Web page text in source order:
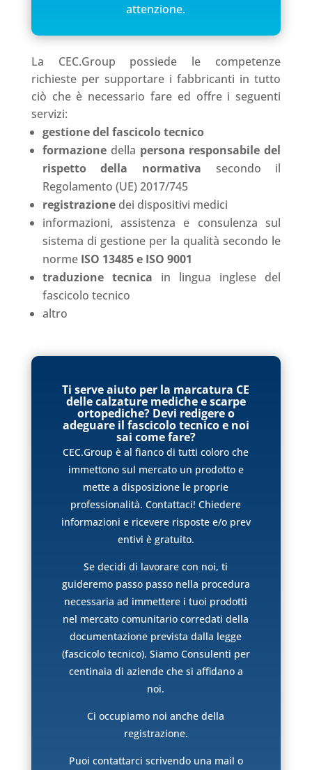
attenzione.
La CEC.Group possiede le competenze
richieste per supportare i fabbricanti in tutto
ciò che è necessario fare ed offre i seguenti
servizi:
gestione del fascicolo tecnico
formazionedella persona responsabile del
rispetto della normativa secondo il
Regolamento (UE) 2017/745
registrazionedei dispositivi medici
informazioni, assistenza e consulenza sul
sistema di gestione per la qualità secondo le
norme ISO 13485 e ISO 9001
traduzione tecnica in lingua inglese del
fascicolo tecnico
altro
Ti serve aiuto per la marcatura CE
delle calzature mediche e scarpe
ortopediche? Devi redigere o
adeguare il fascicolo tecnico e noi
sai come fare?
CEC.Group è al fianco di tutti coloro che
immettono sul mercato un prodotto e
mette a disposizione le proprie
professionalità. Contattaci! Chiedere
informazioni e ricevere risposte e/o prev
entivi è gratuito.
Se decidi di lavorare con noi, ti
guideremo passo passo nella procedura
necessaria ad immettere i tuoi prodotti
nel mercato comunitario corredati della
documentazione prevista dalla legge
(fascicolo tecnico). Siamo Consulenti per
centinaia di aziende che si affidano a
noi.
Ci occupiamo noi anche della
registrazione.
Puoi contattarci scrivendo una mail o